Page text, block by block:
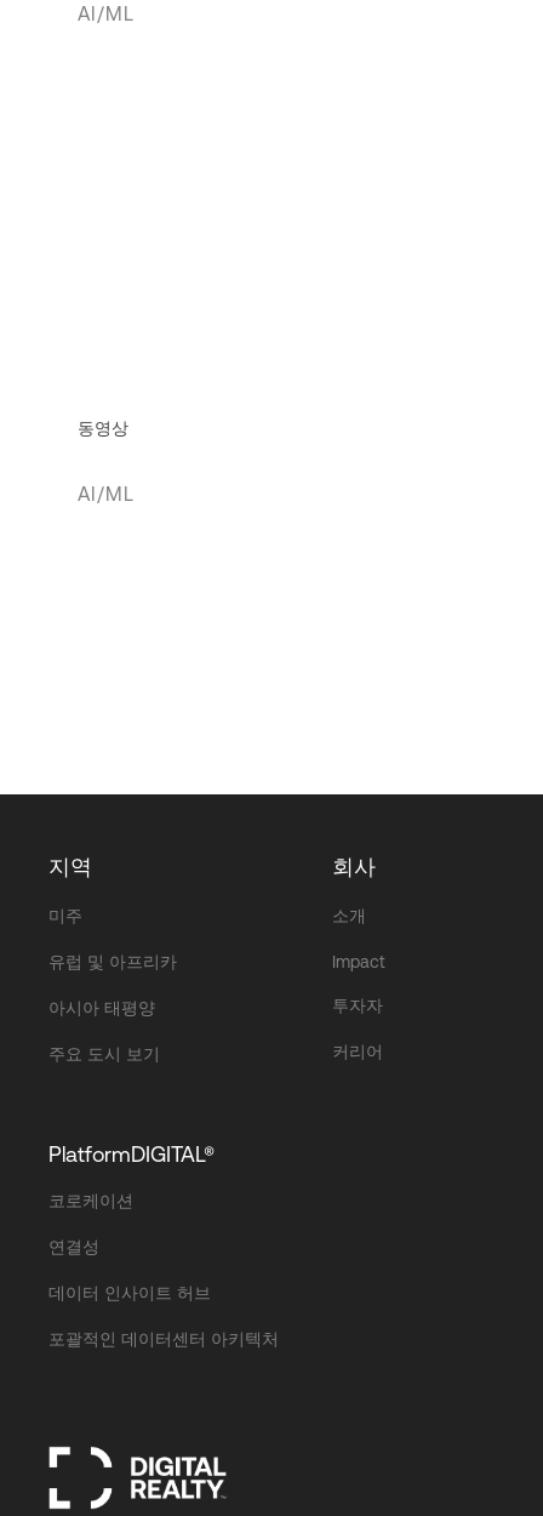
AI/ML
동영상
AI/ML
지역
미주
유럽 및 아프리카
아시아 태평양
주요 도시 보기
회사
소개
Impact
투자자
커리어
PlatformDIGITAL®
코로케이션
연결성
데이터 인사이트 허브
포괄적인 데이터센터 아키텍처